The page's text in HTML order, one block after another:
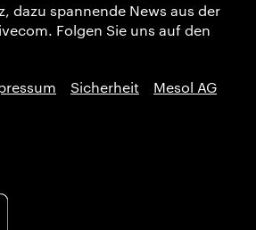
dazu spannende News aus der
Folgen Sie uns auf den
Sicherheit
Mesol AG